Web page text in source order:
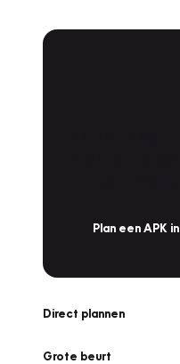
Plan een APK in
Direct plannen
Grote beurt